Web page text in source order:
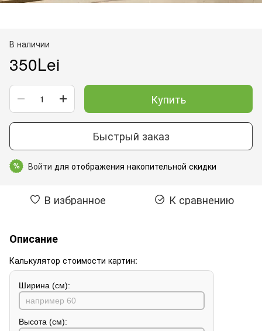
В наличии
350Lei
Купить
Быстрый заказ
% Войти для отображения накопительной скидки
В избранное К сравнению
Описание
Калькулятор стоимости картин:
Ширина (см):
Высота (см):